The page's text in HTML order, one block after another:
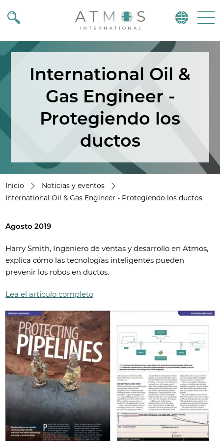
Atmos
International Oil &
Gas Engineer -
Protegiendo los
ductos
Inicio
Noticias y eventos
International Oil & Gas Engineer - Protegiendo los ductos
Agosto 2019
Harry Smith, Ingeniero de ventas y desarrollo en Atmos,
explica cómo las tecnologías inteligentes pueden
prevenir los robos en ductos.
Lea el artículo completo